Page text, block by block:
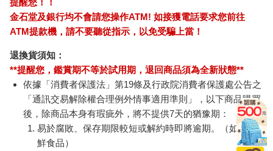
提醒您！！
金石堂及銀行均不會請您操作ATM! 如接獲電話要求您前往
ATM提款機，請不要聽從指示，以免受騙上當！
退換貨須知：
**提醒您，鑑賞期不等於試用期，退回商品須為全新狀態**
依據「消費者保護法」第19條及行政院消費者保護處公告之
「通訊交易解除權合理例外情事適用準則」，以下商品購買
後，除商品本身有瑕疵外，將不提供7天的猶豫期：
易於腐敗、保存期限較短或解約時即將逾期。（如：生
鮮食品）